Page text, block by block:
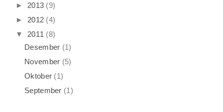
► 2013 (9)
► 2012 (4)
▼
2011 (8)
Desember (1)
November (5)
Oktober (1)
September (1)